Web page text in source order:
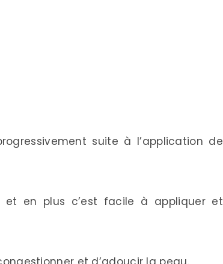
suite à l’application de
et en plus c’est facile à appliquer et